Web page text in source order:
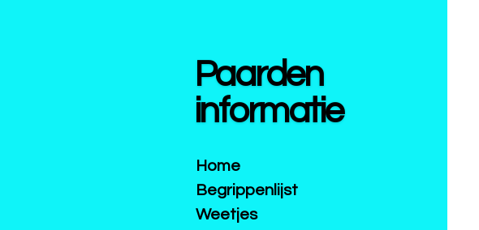
Paarden
informatie
Home
Begrippenlijst
Weetjes